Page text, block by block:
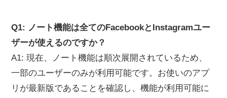
Q1: ノート機能は全てのFacebookとInstagramユー
ザーが使えるのですか？
A1: 現在、ノート機能は順次展開されているため、
一部のユーザーのみが利用可能です。お使いのアプ
リが最新版であることを確認し、機能が利用可能に